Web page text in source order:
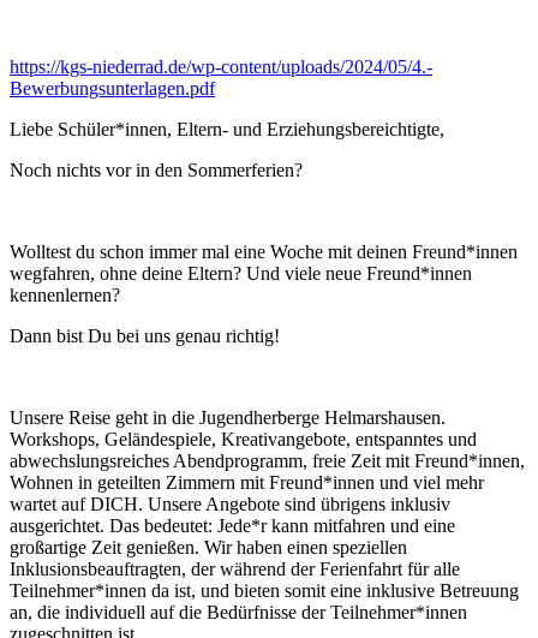
https://kgs-niederrad.de/wp-content/uploads/2024/05/4.-
Bewerbungsunterlagen.pdf
Liebe Schüler*innen, Eltern- und Erziehungsbereichtigte,
Noch nichts vor in den Sommerferien?
Wolltest du schon immer mal eine Woche mit deinen Freund*innen
wegfahren, ohne deine Eltern? Und viele neue Freund*innen
kennenlernen?
Dann bist Du bei uns genau richtig!
Unsere Reise geht in die Jugendherberge Helmarshausen.
Workshops, Geländespiele, Kreativangebote, entspanntes und
abwechslungsreiches Abendprogramm, freie Zeit mit Freund*innen,
Wohnen in geteilten Zimmern mit Freund*innen und viel mehr
wartet auf DICH. Unsere Angebote sind übrigens inklusiv
ausgerichtet. Das bedeutet: Jede*r kann mitfahren und eine
großartige Zeit genießen. Wir haben einen speziellen
Inklusionsbeauftragten, der während der Ferienfahrt für alle
Teilnehmer*innen da ist, und bieten somit eine inklusive Betreuung
an, die individuell auf die Bedürfnisse der Teilnehmer*innen
zugeschnitten ist.